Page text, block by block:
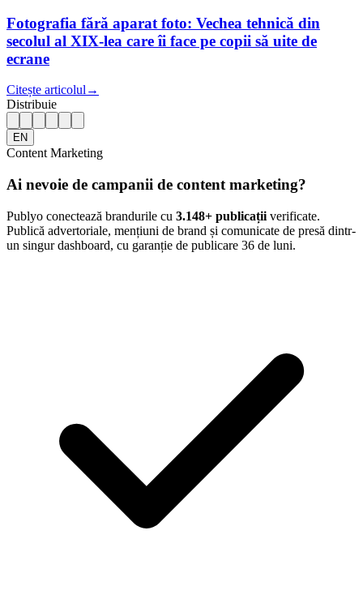
Fotografia fără aparat foto: Vechea tehnică din
secolul al XIX-lea care îi face pe copii să uite de
ecrane
Citește articolul →
Distribuie
EN
Content Marketing
Ai nevoie de campanii de content marketing?
Publyo conectează brandurile cu 3.148+ publicații verificate.
Publică advertoriale, mențiuni de brand și comunicate de presă dintr-
un singur dashboard, cu garanție de publicare 36 de luni.